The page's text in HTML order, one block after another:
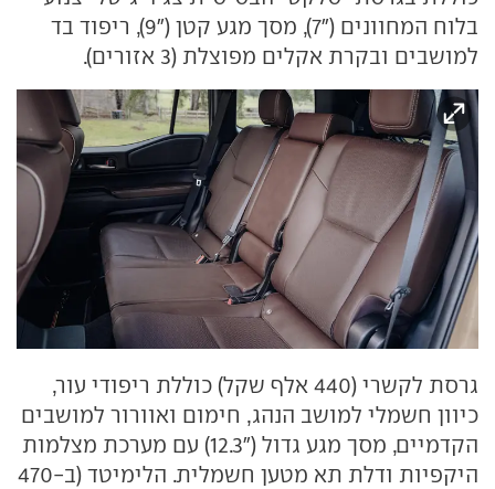
בלוח המחוונים ("7), מסך מגע קטן ("9), ריפוד בד
למושבים ובקרת אקלים מפוצלת (3 אזורים).
גרסת לקשרי (440 אלף שקל) כוללת ריפודי עור,
כיוון חשמלי למושב הנהג, חימום ואוורור למושבים
הקדמיים, מסך מגע גדול ("12.3) עם מערכת מצלמות
היקפיות ודלת תא מטען חשמלית. הלימיטד (ב-470